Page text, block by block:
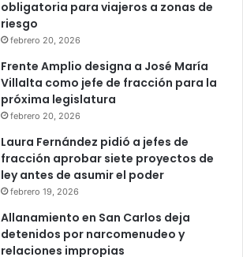
obligatoria para viajeros a zonas de
riesgo
febrero 20, 2026
Frente Amplio designa a José María
Villalta como jefe de fracción para la
próxima legislatura
febrero 20, 2026
Laura Fernández pidió a jefes de
fracción aprobar siete proyectos de
ley antes de asumir el poder
febrero 19, 2026
Allanamiento en San Carlos deja
detenidos por narcomenudeo y
relaciones impropias